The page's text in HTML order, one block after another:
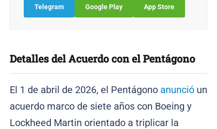
Telegram Google Play App Store
Detalles del Acuerdo con el Pentágono
El 1 de abril de 2026, el Pentágono anunció un
acuerdo marco de siete años con Boeing y
Lockheed Martin orientado a triplicar la